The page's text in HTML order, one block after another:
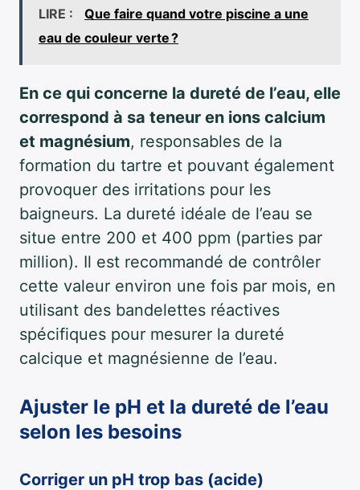
LIRE :
Que faire quand votre piscine a une
eau de couleur verte ?
En ce qui concerne la dureté de l’eau, elle
correspond à sa teneur en ions calcium
et magnésium, responsables de la
formation du tartre et pouvant également
provoquer des irritations pour les
baigneurs. La dureté idéale de l’eau se
situe entre 200 et 400 ppm (parties par
million). Il est recommandé de contrôler
cette valeur environ une fois par mois, en
utilisant des bandelettes réactives
spécifiques pour mesurer la dureté
calcique et magnésienne de l’eau.
Ajuster le pH et la dureté de l’eau
selon les besoins
Corriger un pH trop bas (acide)